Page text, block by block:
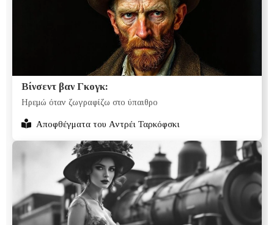
Βίνσεντ βαν Γκογκ:
Ηρεμώ όταν ζωγραφίζω στο ύπαιθρο
Αποφθέγματα του Αντρέι Ταρκόφσκι